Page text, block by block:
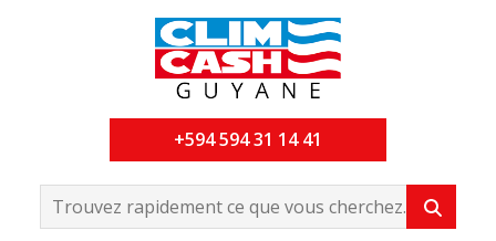
+594 594 31 14 41